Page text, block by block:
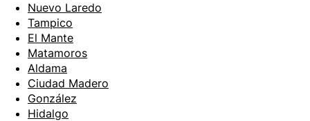
Nuevo Laredo
Tampico
El Mante
Matamoros
Aldama
Ciudad Madero
González
Hidalgo